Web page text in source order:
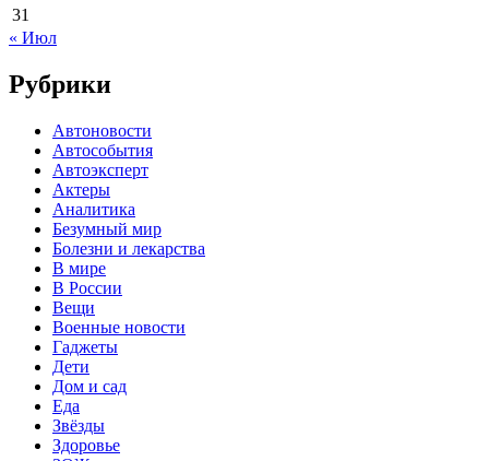
31
« Июл
Рубрики
Автоновости
Автособытия
Автоэксперт
Актеры
Аналитика
Безумный мир
Болезни и лекарства
В мире
В России
Вещи
Военные новости
Гаджеты
Дети
Дом и сад
Еда
Звёзды
Здоровье